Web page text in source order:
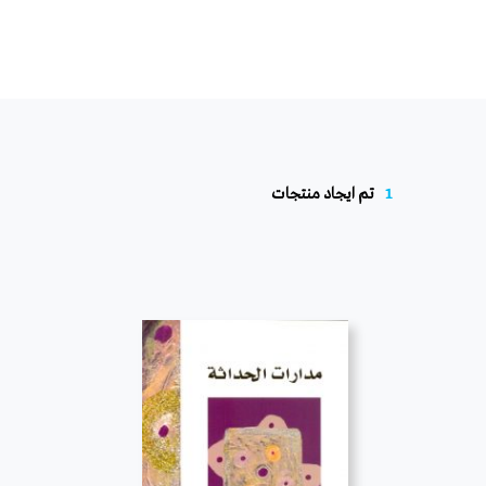
1 تم ايجاد منتجات